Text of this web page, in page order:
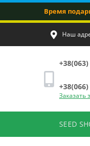
Время
Наш
Заказать
SEED